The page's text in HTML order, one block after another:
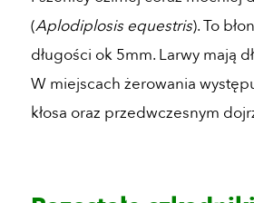
(Aplodiplosis equestris). To
długości ok 5mm. Larwy mają
W miejscach żerowania
kłosa oraz przedwczesnym